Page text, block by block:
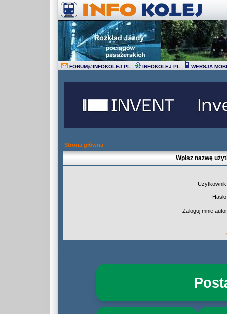
FORUM@INFOKOLEJ.PL INFOKOLEJ.PL WERSJA
Strona główna
Wpisz nazwę
Zaloguj mnie